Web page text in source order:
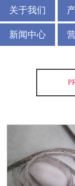
关于我们
新闻中心